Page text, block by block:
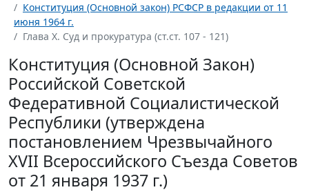
Конституция (Основной закон) РСФСР в редакции от 11
июня 1964 г.
Глава Х. Суд и прокуратура (ст.ст. 107 - 121)
Конституция (Основной Закон)
Российской Советской
Федеративной Социалистической
Республики (утверждена
постановлением Чрезвычайного
XVII Всероссийского Съезда Советов
от 21 января 1937 г.)